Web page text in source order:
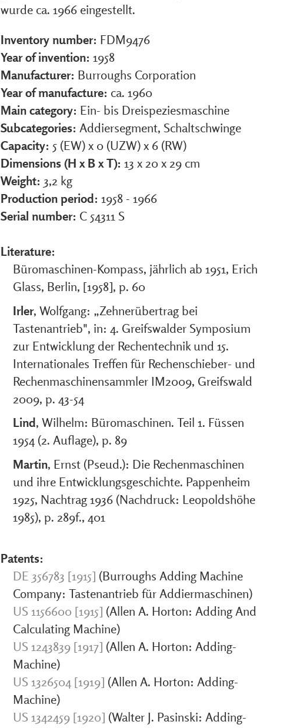
wurde ca. 1966 eingestellt.
Inventory number: FDM9476
Year of invention: 1958
Manufacturer: Burroughs Corporation
Year of manufacture: ca. 1960
Main category: Ein- bis Dreispeziesmaschine
Subcategories: Addiersegment, Schaltschwinge
Capacity: 5 (EW) x 0 (UZW) x 6 (RW)
Dimensions (H x B x T): 13 x 20 x 29 cm
Weight: 3,2 kg
Production period: 1958 - 1966
Serial number: C 54311 S
Literature:
Büromaschinen-Kompass, jährlich ab 1951, Erich
Glass, Berlin, [1958], p. 60
Irler, Wolfgang: „Zehnerübertrag bei
Tastenantrieb", in: 4. Greifswalder Symposium
zur Entwicklung der Rechentechnik und 15.
Internationales Treffen für Rechenschieber- und
Rechenmaschinensammler IM2009, Greifswald
2009, p. 43-54
Lind, Wilhelm: Büromaschinen. Teil 1. Füssen
1954 (2. Auflage), p. 89
Martin, Ernst (Pseud.): Die Rechenmaschinen
und ihre Entwicklungsgeschichte. Pappenheim
1925, Nachtrag 1936 (Nachdruck: Leopoldshöhe
1985), p. 289f., 401
Patents:
DE 356783 [1915] (Burroughs Adding Machine
Company: Tastenantrieb für Addiermaschinen)
US 1156600 [1915] (Allen A. Horton: Adding And
Calculating Machine)
US 1243839 [1917] (Allen A. Horton: Adding-
Machine)
US 1326504 [1919] (Allen A. Horton: Adding-
Machine)
US 1342459 [1920] (Walter J. Pasinski: Adding-